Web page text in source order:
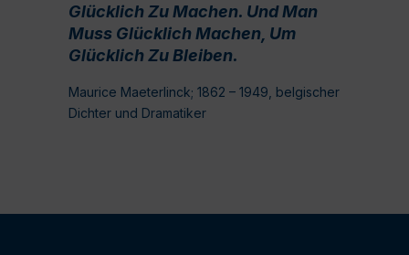
Glücklich Zu Machen. Und Man
Muss Glücklich Machen, Um
Glücklich Zu Bleiben.
Maurice Maeterlinck; 1862 – 1949, belgischer
Dichter und Dramatiker